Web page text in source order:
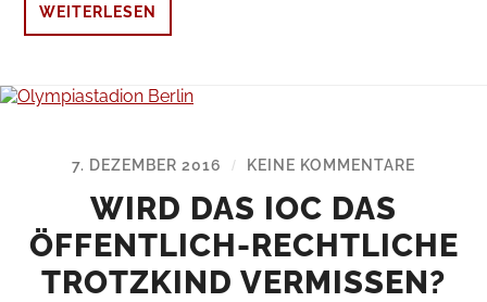
WEITERLESEN
7. DEZEMBER 2016 / KEINE KOMMENTARE
WIRD DAS IOC DAS
ÖFFENTLICH-RECHTLICHE
TROTZKIND VERMISSEN?